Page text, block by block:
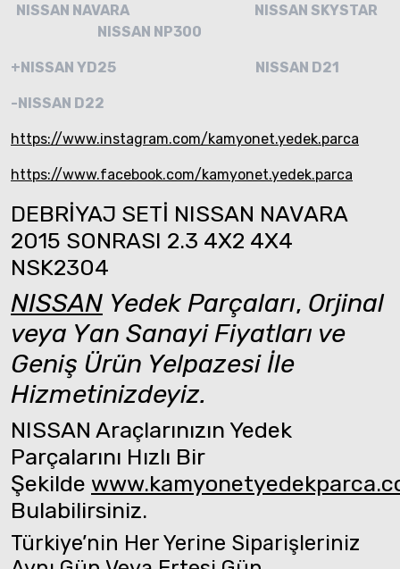
NISSAN NAVARA
NISSAN SKYSTAR
NISSAN NP300
+NISSAN YD25 NISSAN D21
-NISSAN D22
https://www.instagram.com/kamyonet.yedek.parca
https://www.facebook.com/kamyonet.yedek.parca
DEBRİYAJ SETİ NISSAN NAVARA
2015 SONRASI 2.3 4X2 4X4
NSK2304
NISSAN Yedek Parçaları, Orjinal
veya Yan Sanayi Fiyatları ve
Geniş Ürün Yelpazesi İle
Hizmetinizdeyiz.
NISSAN Araçlarınızın Yedek
Parçalarını Hızlı Bir
Şekilde
Bulabilirsiniz.
Türkiye’nin Her Yerine Siparişleriniz